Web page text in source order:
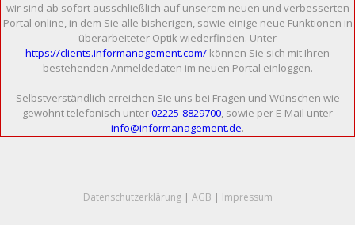
wir sind ab sofort ausschließlich auf unserem neuen und verbesserten
Portal online, in dem Sie alle bisherigen, sowie einige neue Funktionen in
überarbeiteter Optik wiederfinden. Unter
https://clients.informanagement.com/ können Sie sich mit Ihren
bestehenden Anmeldedaten im neuen Portal einloggen.
Selbstverständlich erreichen Sie uns bei Fragen und Wünschen wie
gewohnt telefonisch unter02225-8829700, sowie per E-Mail unter
info@informanagement.de.
Datenschutzerklärung| AGB | Impressum